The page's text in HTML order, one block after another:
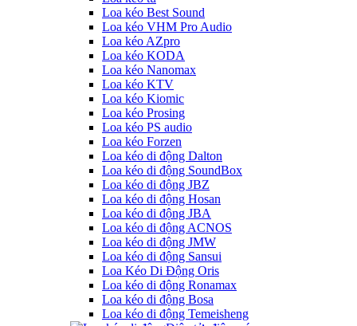
Loa kéo Best Sound
Loa kéo VHM Pro Audio
Loa kéo AZpro
Loa kéo KODA
Loa kéo Nanomax
Loa kéo KTV
Loa kéo Kiomic
Loa kéo Prosing
Loa kéo PS audio
Loa kéo Forzen
Loa kéo di động Dalton
Loa kéo di động SoundBox
Loa kéo di động JBZ
Loa kéo di động Hosan
Loa kéo di động JBA
Loa kéo di động ACNOS
Loa kéo di động JMW
Loa kéo di động Sansui
Loa Kéo Di Động Oris
Loa kéo di động Ronamax
Loa kéo di động Bosa
Loa kéo di động Temeisheng